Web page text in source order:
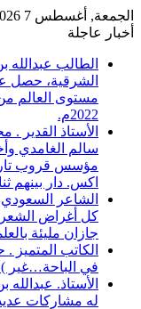
الجمعة, أغسطس 7 2026
أخبار عاجلة
الطالب عبدالله
الشرقية،
2022م.
الأستاذ القدير
سالم الغامدي
مؤسس قروب
اكس. دار بينهم
الشاعر
كل أغراض الشعر
جازان مليئة
الكاتب المتميز
في الباحة…غير )
الأستاذ.
له مشاركات